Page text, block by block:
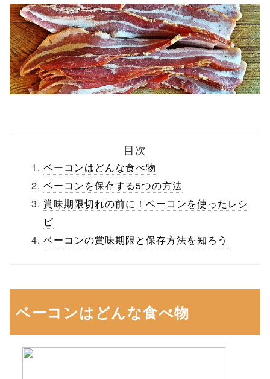
目次
ベーコンはどんな食べ物
ベーコンを保存する5つの方法
賞味期限切れの前に！ベーコンを使ったレシ
ピ
ベーコンの賞味期限と保存方法を知ろう
ベーコンはどんな食べ物